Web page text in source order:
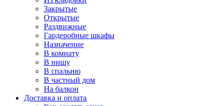
Закрытые
Открытые
Раздвижные
Гардеробные шкафы
Назначение
В комнату
В нишу
В спальню
В частный дом
На балкон
Доставка и оплата